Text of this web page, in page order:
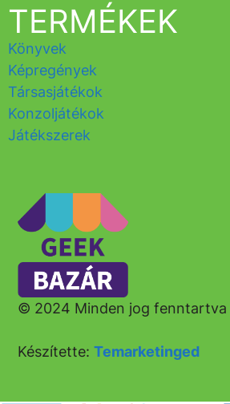
© 2024 Minden jog fenntartva
Készítette:Temarketinged
TERMÉKEK
Könyvek
Képregények
Társasjátékok
Konzoljátékok
Játékszerek